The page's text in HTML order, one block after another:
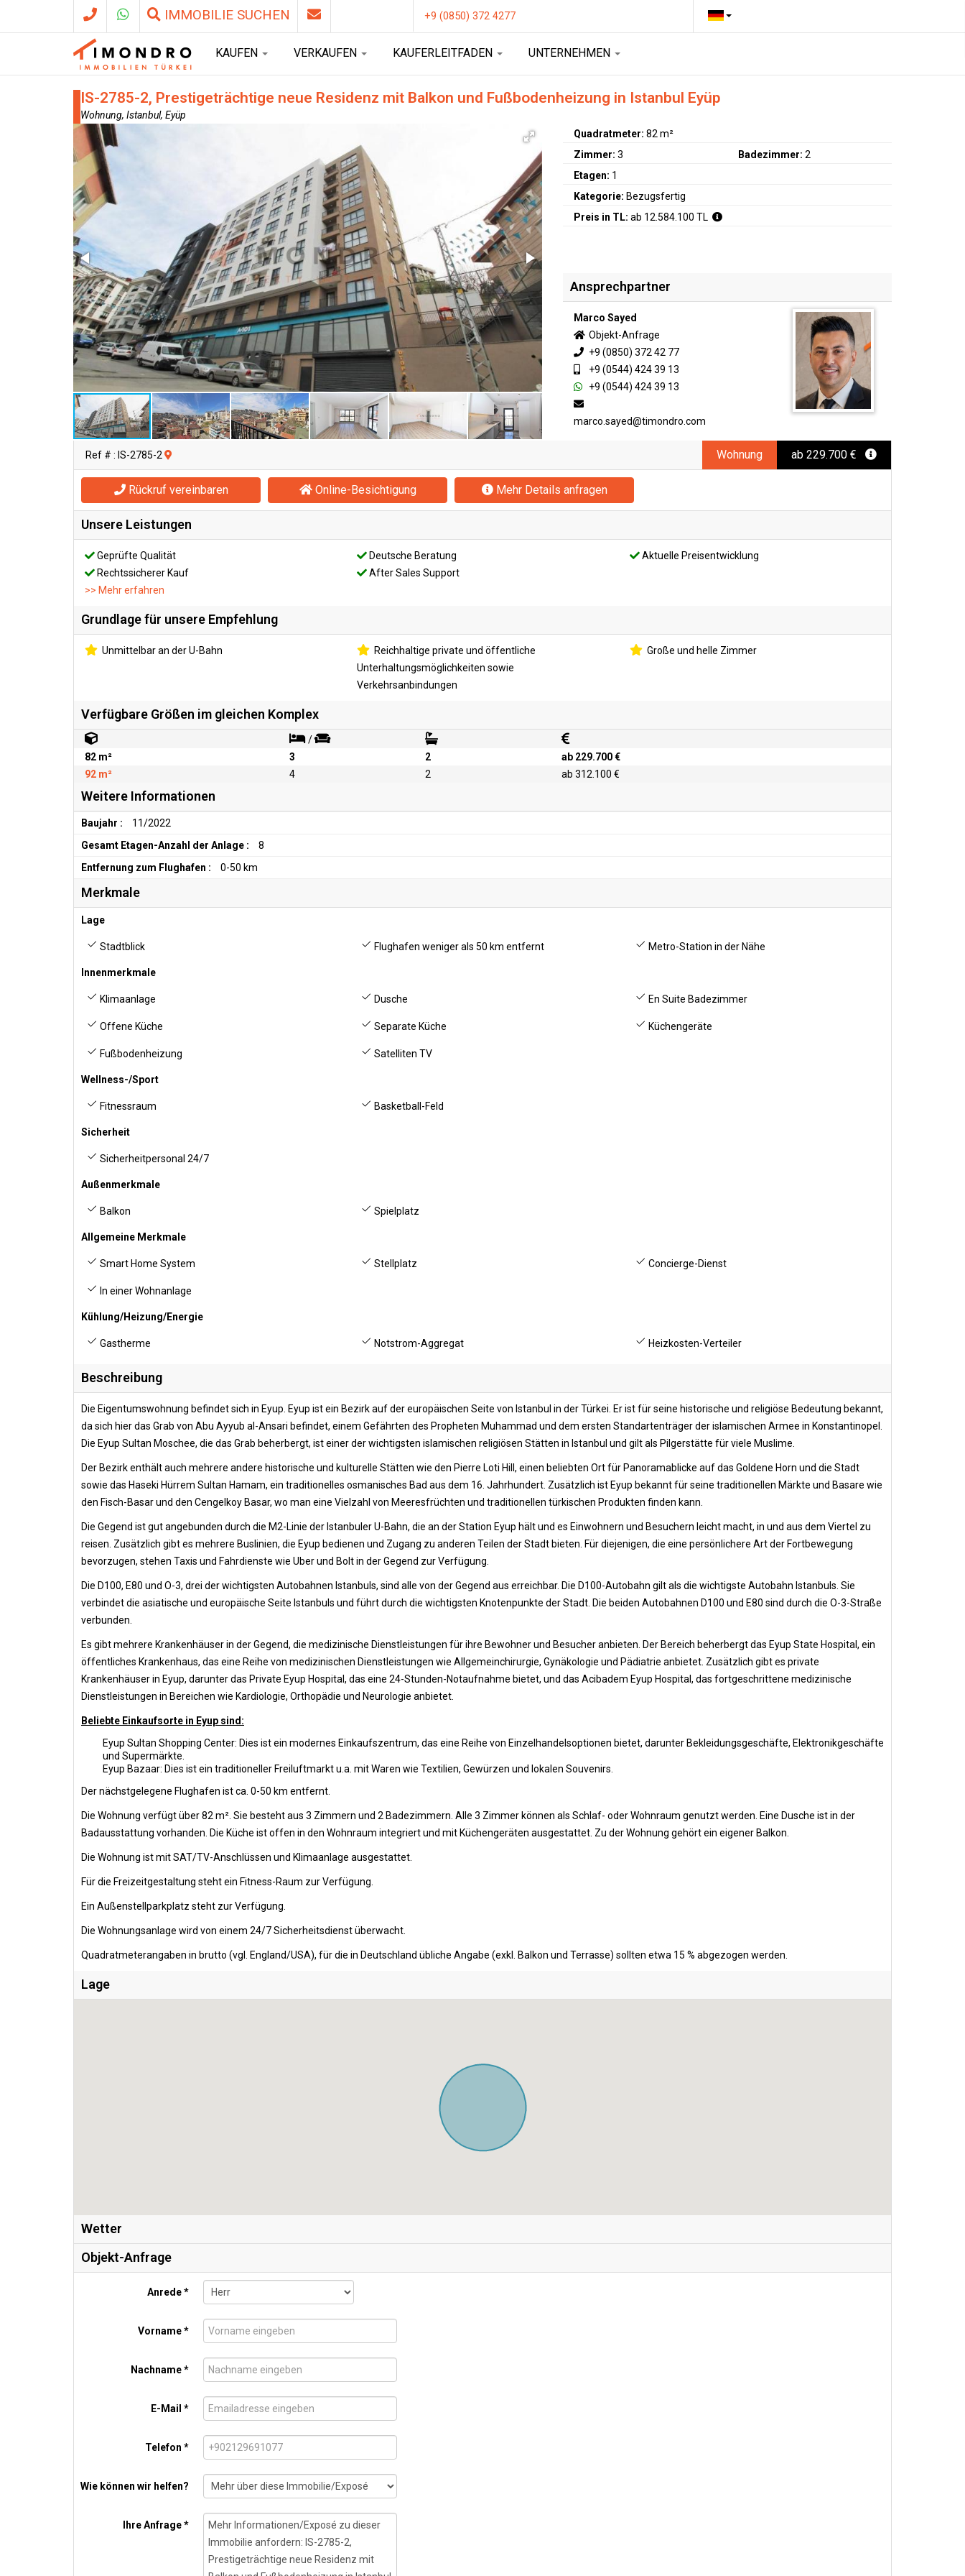
IMMOBILIE SUCHEN +9 (0850) 372 4277
KAUFEN VERKAUFEN KAUFERLEITFADEN UNTERNEHMEN
IS-2785-2, Prestigeträchtige neue Residenz mit Balkon und Fußbodenheizung in Istanbul Eyüp
Wohnung, Istanbul, Eyüp
Quadratmeter:82 m²
Zimmer:3 Badezimmer: 2
Etagen: 1
Kategorie: Bezugsfertig
Preis in TL:ab 12.584.100 TL
Ansprechpartner
Marco Sayed
Objekt-Anfrage
+9 (0850) 372 42 77
+9 (0544) 424 39 13
+9 (0544) 424 39 13
marco.sayed@timondro.com
Wohnung ab 229.700 €
Ref # : IS-2785-2
Rückruf vereinbaren Online-Besichtigung Mehr Details anfragen
Unsere Leistungen
Geprüfte Qualität Deutsche Beratung
Aktuelle Preisentwicklung
Rechtssicherer Kauf
After Sales Support
>> Mehr erfahren
Grundlage für unsere Empfehlung
Unmittelbar an der U-Bahn
Reichhaltige private und öffentliche
Unterhaltungsmöglichkeiten sowie
Verkehrsanbindungen
Große und helle Zimmer
Verfügbare Größen im gleichen Komplex
/
82 m²
3 2
ab 229.700 €
92 m²
4 2 ab 312.100 €
Weitere Informationen
Baujahr :
11/2022
Gesamt Etagen-Anzahl der Anlage :
8
Entfernung zum Flughafen :
0-50 km
Merkmale
Lage
Stadtblick Flughafen weniger als 50 km entfernt Metro-Station in der Nähe
Innenmerkmale
Klimaanlage Dusche En Suite Badezimmer
Offene Küche Separate Küche Küchengeräte
Fußbodenheizung Satelliten TV
Wellness-/Sport
Fitnessraum Basketball-Feld
Sicherheit
Sicherheitpersonal 24/7
Außenmerkmale
Balkon Spielplatz
Allgemeine Merkmale
Smart Home System Stellplatz Concierge-Dienst
In einer Wohnanlage
Kühlung/Heizung/Energie
Gastherme Notstrom-Aggregat Heizkosten-Verteiler
Beschreibung
Die Eigentumswohnung befindet sich in Eyup. Eyup ist ein Bezirk auf der europäischen Seite von Istanbul in der Türkei. Er ist für seine historische und religiöse Bedeutung bekannt,
da sich hier das Grab von Abu Ayyub al-Ansari befindet, einem Gefährten des Propheten Muhammad und dem ersten Standartenträger der islamischen Armee in Konstantinopel.
Die Eyup Sultan Moschee, die das Grab beherbergt, ist einer der wichtigsten islamischen religiösen Stätten in Istanbul und gilt als Pilgerstätte für viele Muslime.
Der Bezirk enthält auch mehrere andere historische und kulturelle Stätten wie den Pierre Loti Hill, einen beliebten Ort für Panoramablicke auf das Goldene Horn und die Stadt
sowie das Haseki Hürrem Sultan Hamam, ein traditionelles osmanisches Bad aus dem 16. Jahrhundert. Zusätzlich ist Eyup bekannt für seine traditionellen Märkte und Basare wie
den Fisch-Basar und den Cengelkoy Basar, wo man eine Vielzahl von Meeresfrüchten und traditionellen türkischen Produkten finden kann.
Die Gegend ist gut angebunden durch die M2-Linie der Istanbuler U-Bahn, die an der Station Eyup hält und es Einwohnern und Besuchern leicht macht, in und aus dem Viertel zu
reisen. Zusätzlich gibt es mehrere Buslinien, die Eyup bedienen und Zugang zu anderen Teilen der Stadt bieten. Für diejenigen, die eine persönlichere Art der Fortbewegung
bevorzugen, stehen Taxis und Fahrdienste wie Uber und Bolt in der Gegend zur Verfügung.
Die D100, E80 und O-3, drei der wichtigsten Autobahnen Istanbuls, sind alle von der Gegend aus erreichbar. Die D100-Autobahn gilt als die wichtigste Autobahn Istanbuls. Sie
verbindet die asiatische und europäische Seite Istanbuls und führt durch die wichtigsten Knotenpunkte der Stadt. Die beiden Autobahnen D100 und E80 sind durch die O-3-Straße
verbunden.
Es gibt mehrere Krankenhäuser in der Gegend, die medizinische Dienstleistungen für ihre Bewohner und Besucher anbieten. Der Bereich beherbergt das Eyup State Hospital, ein
öffentliches Krankenhaus, das eine Reihe von medizinischen Dienstleistungen wie Allgemeinchirurgie, Gynäkologie und Pädiatrie anbietet. Zusätzlich gibt es private
Krankenhäuser in Eyup, darunter das Private Eyup Hospital, das eine 24-Stunden-Notaufnahme bietet, und das Acibadem Eyup Hospital, das fortgeschrittene medizinische
Dienstleistungen in Bereichen wie Kardiologie, Orthopädie und Neurologie anbietet.
Beliebte Einkaufsorte in Eyup sind:
Eyup Sultan Shopping Center: Dies ist ein modernes Einkaufszentrum, das eine Reihe von Einzelhandelsoptionen bietet, darunter Bekleidungsgeschäfte, Elektronikgeschäfte
und Supermärkte.
Eyup Bazaar: Dies ist ein traditioneller Freiluftmarkt u.a. mit Waren wie Textilien, Gewürzen und lokalen Souvenirs.
Der nächstgelegene Flughafen ist ca. 0-50 km entfernt.
Die Wohnung verfügt über 82 m². Sie besteht aus 3 Zimmern und 2 Badezimmern. Alle 3 Zimmer können als Schlaf- oder Wohnraum genutzt werden. Eine Dusche ist in der
Badausstattung vorhanden. Die Küche ist offen in den Wohnraum integriert und mit Küchengeräten ausgestattet. Zu der Wohnung gehört ein eigener Balkon.
Die Wohnung ist mit SAT/TV-Anschlüssen und Klimaanlage ausgestattet.
Für die Freizeitgestaltung steht ein Fitness-Raum zur Verfügung.
Ein Außenstellparkplatz steht zur Verfügung.
Die Wohnungsanlage wird von einem 24/7 Sicherheitsdienst überwacht.
Quadratmeterangaben in brutto (vgl. England/USA), für die in Deutschland übliche Angabe (exkl. Balkon und Terrasse) sollten etwa 15 % abgezogen werden.
Lage
Wetter
Objekt-Anfrage
Anrede *
Vorname *
Nachname *
E-Mail *
Telefon *
Wie können wir helfen?
Ihre Anfrage *